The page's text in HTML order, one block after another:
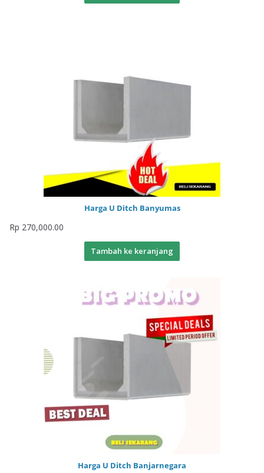
Harga U Ditch Banyumas
Rp 270,000.00
Tambah ke keranjang
Harga U Ditch Banjarnegara